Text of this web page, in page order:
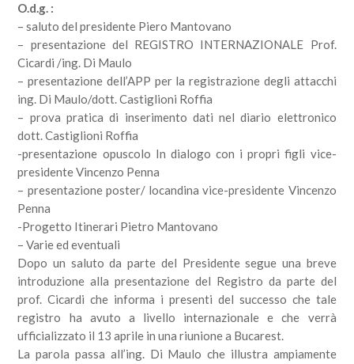
O.d.g. :
– saluto del presidente Piero Mantovano
– presentazione del REGISTRO INTERNAZIONALE Prof.
Cicardi /ing. Di Maulo
– presentazione dell’APP per la registrazione degli attacchi
ing. Di Maulo/dott. Castiglioni Roffia
– prova pratica di inserimento dati nel diario elettronico
dott. Castiglioni Roffia
-presentazione opuscolo In dialogo con i propri figli vice-
presidente Vincenzo Penna
– presentazione poster/ locandina vice-presidente Vincenzo
Penna
-Progetto Itinerari Pietro Mantovano
– Varie ed eventuali
Dopo un saluto da parte del Presidente segue una breve
introduzione alla presentazione del Registro da parte del
prof. Cicardi che informa i presenti del successo che tale
registro ha avuto a livello internazionale e che verrà
ufficializzato il 13 aprile in una riunione a Bucarest.
La parola passa all’ing. Di Maulo che illustra ampiamente